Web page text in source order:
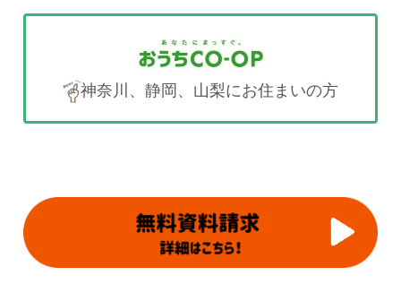
神奈川、静岡、山梨にお住まいの方